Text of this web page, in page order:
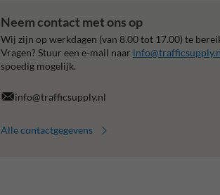
Neem contact met ons op
Wij zijn op werkdagen (van 8.00 tot 17.00) te
Vragen? Stuur een e-mail naar
spoedig mogelijk.
info@trafficsupply.nl
Alle contactgegevens